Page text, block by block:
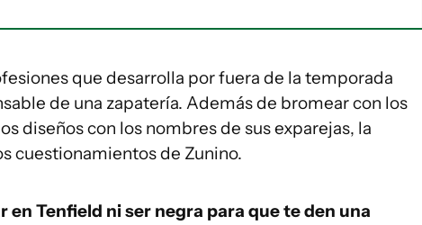
que desarrolla por fuera de la temporada
de una zapatería. Además de bromear con los
diseños con los nombres de sus exparejas, la
cuestionamientos de Zunino.
en Tenfield ni ser negra para que te den una